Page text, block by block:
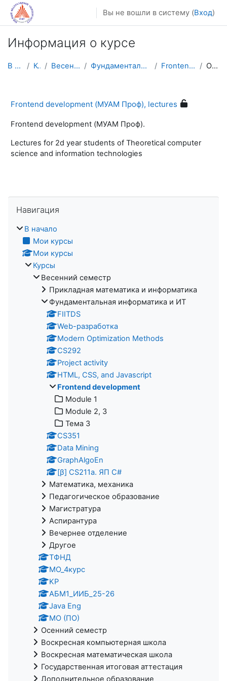
Перейти к основному содержанию
Вы не вошли в систему (Вход)
Информация о курсе
В начало Курсы Весенний семестр Фундаментальная информатика и ИТ Frontend development Описание
Frontend development (МУАМ Проф), lectures
Frontend development (МУАМ Проф).
Lectures for 2d year students of Theoretical computer
science and information technologies
Навигация
В начало
Мои курсы
Мои курсы
Курсы
Весенний семестр
Прикладная математика и информатика
Фундаментальная информатика и ИТ
FIITDS
Web-разработка
Modern Optimization Methods
CS292
Project activity
HTML, CSS, and Javascript
Frontend development
Module 1
Module 2, 3
Тема 3
CS351
Data Mining
GraphAlgoEn
[β] CS211a. ЯП С#
Математика, механика
Педагогическое образование
Магистратура
Аспирантура
Вечернее отделение
Другое
ТФНД
МО_4курс
KP
АБМ1_ИИБ_25-26
Java Eng
МО (ПО)
Осенний семестр
Воскресная компьютерная школа
Воскресная математическая школа
Государственная итоговая аттестация
Дополнительное образование